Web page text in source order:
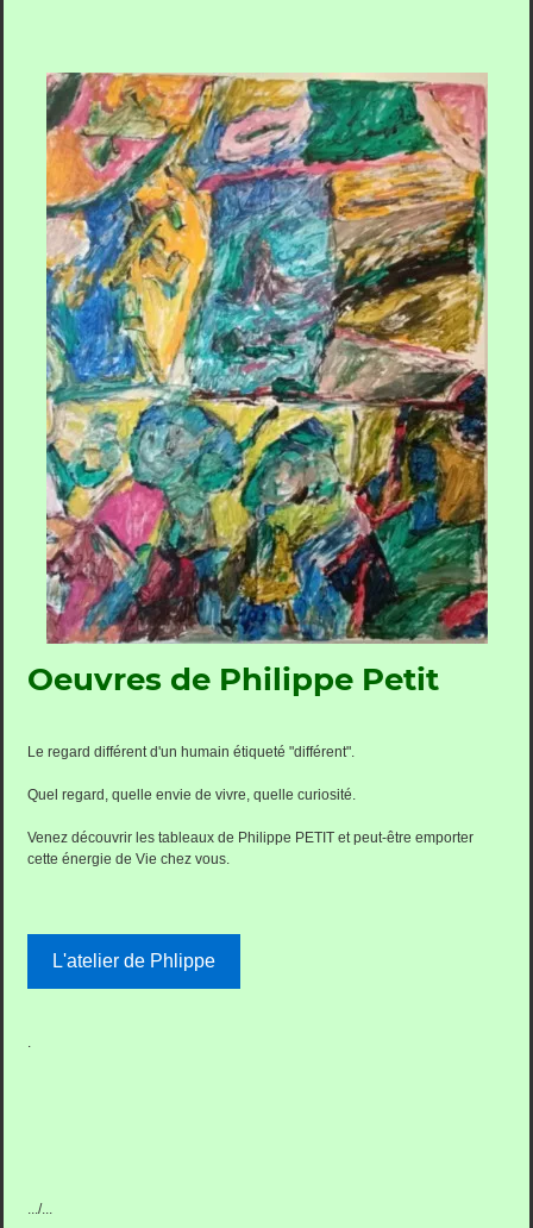
Oeuvres de Philippe Petit
Le regard différent d'un humain étiqueté "différent".
Quel regard, quelle envie de vivre, quelle curiosité.
Venez découvrir les tableaux de Philippe PETIT et peut-être emporter
cette énergie de Vie chez vous.
L'atelier de Phlippe
.../...